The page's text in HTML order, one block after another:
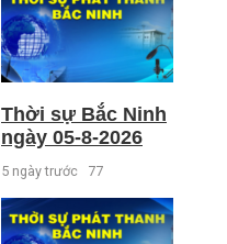
Thời sự Bắc Ninh
ngày 05-8-2026
5 ngày trước 77